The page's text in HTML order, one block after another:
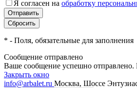
Я согласен на обработку
* - Поля, обязательные для заполнения
Сообщение отправлено
Ваше сообщение успешно
Закрыть окно
info@arbalet.ru Москва, Шоссе